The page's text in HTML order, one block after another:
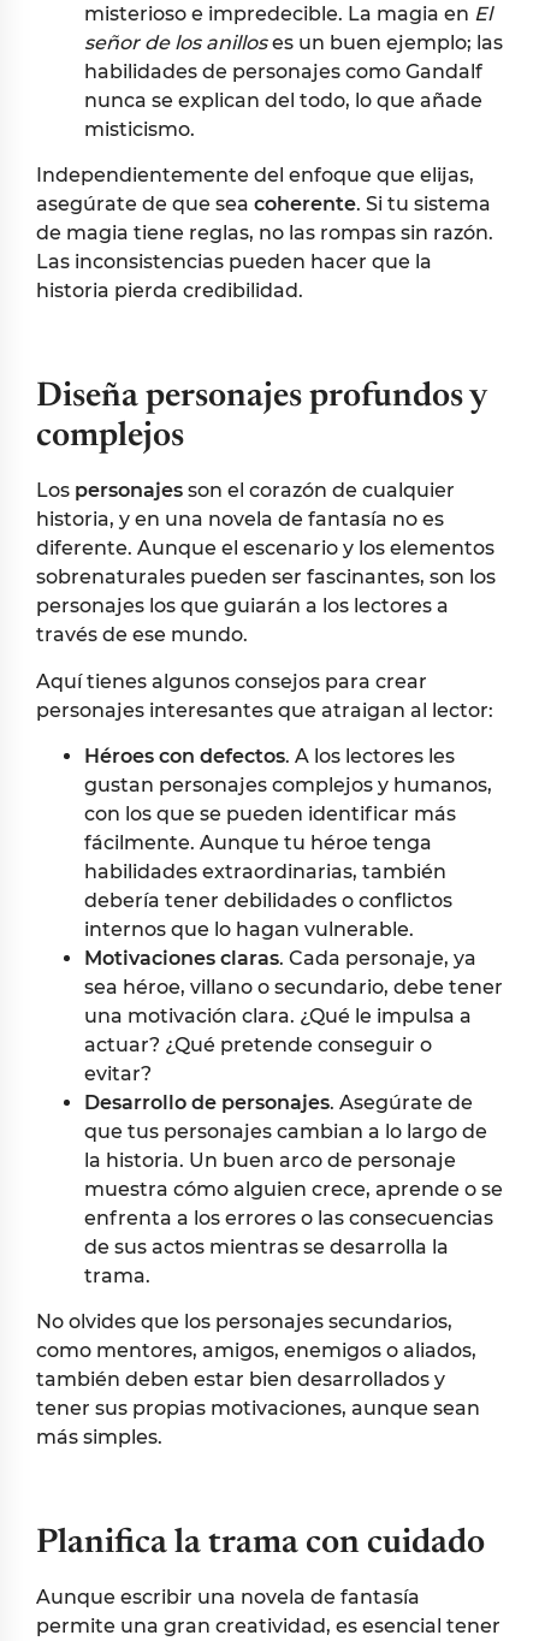
misterioso e impredecible. La magia en El
señor de los anilloses un buen ejemplo; las
habilidades de personajes como Gandalf
nunca se explican del todo, lo que añade
misticismo.
Independientemente del enfoque que elijas,
asegúrate de que sea coherente. Si tu sistema
de magia tiene reglas, no las rompas sin razón.
Las inconsistencias pueden hacer que la
historia pierda credibilidad.
Diseña personajes profundos y
complejos
Los personajes son el corazón de cualquier
historia, y en una novela de fantasía no es
diferente. Aunque el escenario y los elementos
sobrenaturales pueden ser fascinantes, son los
personajes los que guiarán a los lectores a
través de ese mundo.
Aquí tienes algunos consejos para crear
personajes interesantes que atraigan al lector:
Héroes con defectos. A los lectores les
gustan personajes complejos y humanos,
con los que se pueden identificar más
fácilmente. Aunque tu héroe tenga
habilidades extraordinarias, también
debería tener debilidades o conflictos
internos que lo hagan vulnerable.
Motivaciones claras. Cada personaje, ya
sea héroe, villano o secundario, debe tener
una motivación clara. ¿Qué le impulsa a
actuar? ¿Qué pretende conseguir o
evitar?
Desarrollo de personajes. Asegúrate de
que tus personajes cambian a lo largo de
la historia. Un buen arco de personaje
muestra cómo alguien crece, aprende o se
enfrenta a los errores o las consecuencias
de sus actos mientras se desarrolla la
trama.
No olvides que los personajes secundarios,
como mentores, amigos, enemigos o aliados,
también deben estar bien desarrollados y
tener sus propias motivaciones, aunque sean
más simples.
Planifica la trama con cuidado
Aunque escribir una novela de fantasía
permite una gran creatividad, es esencial tener